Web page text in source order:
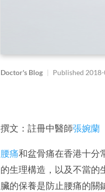
Doctor's Blog | Published
撰文：註冊中醫師張婉蘭
腰痛和盆骨痛在香港十分
的生理構造，以及不當的
臟的保養是防止腰痛的關